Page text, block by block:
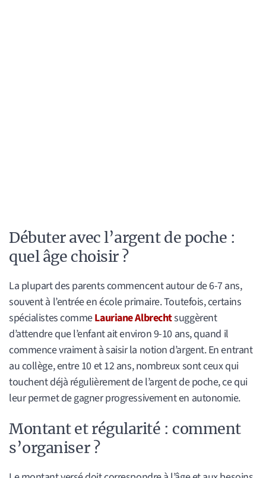
Débuter avec l’argent de poche :
quel âge choisir ?
La plupart des parents commencent autour de 6-7 ans,
souvent à l’entrée en école primaire. Toutefois, certains
spécialistes commeLauriane Albrechtsuggèrent
d’attendre que l’enfant ait environ 9-10 ans, quand il
commence vraiment à saisir la notion d’argent. En entrant
au collège, entre 10 et 12 ans, nombreux sont ceux qui
touchent déjà régulièrement de l’argent de poche, ce qui
leur permet de gagner progressivement en autonomie.
Montant et régularité : comment
s’organiser ?